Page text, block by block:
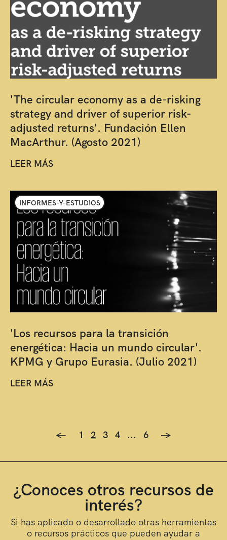
'The circular economy as a de-risking
strategy and driver of superior risk-
adjusted returns'. Fundación Ellen
MacArthur. (Agosto 2021)
LEER MÁS
INFORMES-Y-ESTUDIOS
'Los recursos para la transición
energética: Hacia un mundo circular'.
KPMG y Grupo Eurasia. (Julio 2021)
LEER MÁS
<- 1 2 3 4 ... 6 ->
¿Conoces otros recursos de
interés?
Si has aplicado o desarrollado otras herramientas
o recursos prácticos que pueden ayudar a